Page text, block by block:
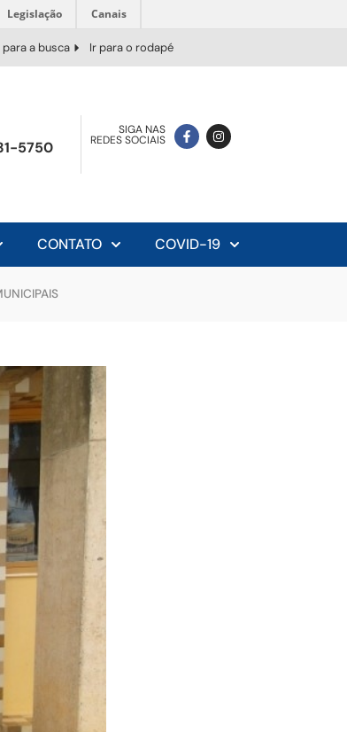
Legislação Canais
para a busca Ir para o rodapé
5750
SIGA NAS
REDES SOCIAIS
CONTATO COVID-19